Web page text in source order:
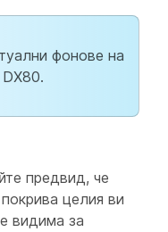
фонове на
предвид, че
целия ви
видима за